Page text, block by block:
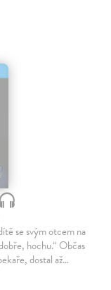
se svým otcem na
hochu.“ Občas
dostal až…